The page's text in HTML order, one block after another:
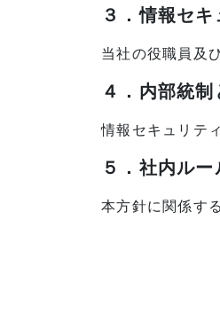
３．情報セ
当社の役職員及
４．内部統
情報セキュリテ
５．社内ル
本方針に関係す